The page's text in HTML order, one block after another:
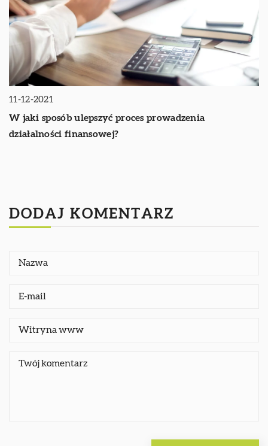
11-12-2021
W jaki sposób ulepszyć proces prowadzenia
działalności finansowej?
DODAJ KOMENTARZ